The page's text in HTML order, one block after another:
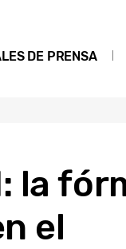
DE PRENSA
la
el